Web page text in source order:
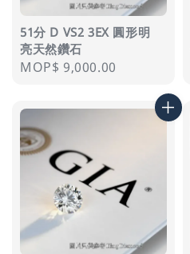
51分 D VS2 3EX 圓形明
亮天然鑽石
Regular
MOP$ 9,000.00